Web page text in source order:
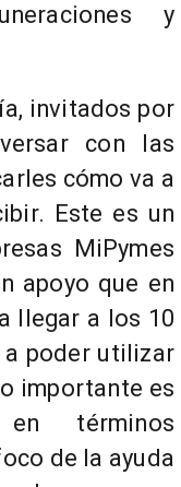
y
invitados por
con las
cómo va a
Este es un
MiPymes
apoyo que en
llegar a los 10
a poder utilizar
importante es
términos
de la ayuda